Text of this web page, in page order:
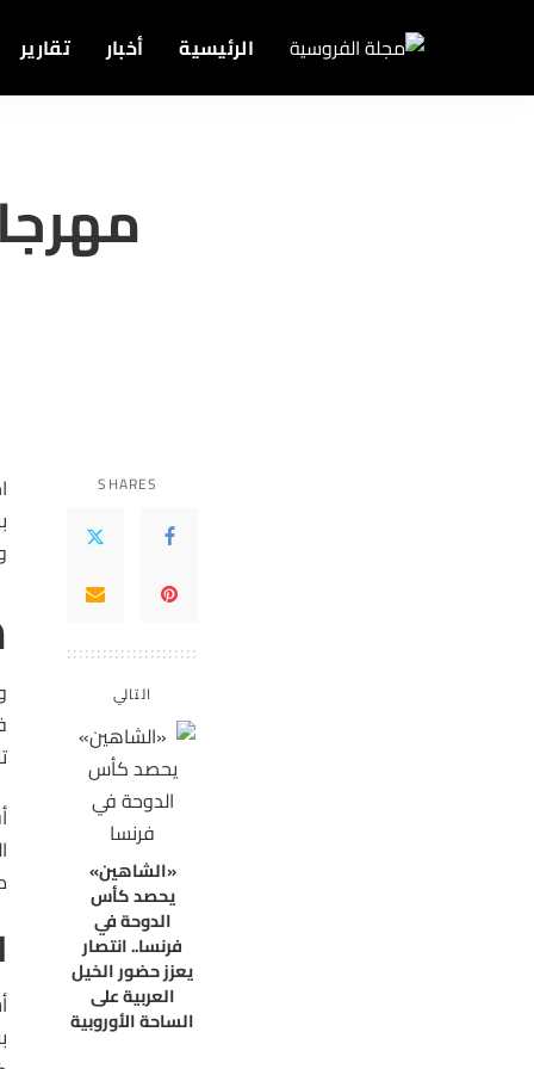
الرئيسية أخبار تقارير
SHARES
التالي
«الشاهين»
يحصد كأس
الدوحة في
فرنسا.. انتصار
يعزز حضور الخيل
العربية على
الساحة الأوروبية